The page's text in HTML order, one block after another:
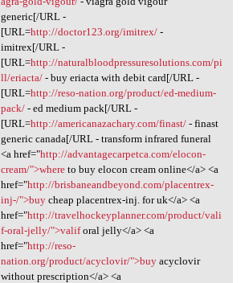
generic[/URL -
[URL=http://doctor123.org/imitrex/-
imitrex[/URL -
[URL=http://naturalbloodpressuresolutions.com/pi
ll/eriacta/- buy eriacta with debit card[/URL -
[URL=http://reso-nation.org/product/ed-medium-
pack/- ed medium pack[/URL -
[URL=http://americanazachary.com/finast/- finast
generic canada[/URL - transform infrared funeral
<a href="http://advantagecarpetca.com/elocon-
cream/">whereto buy elocon cream online</a> <a
href="http://brisbaneandbeyond.com/placentrex-
inj-/">buycheap placentrex-inj. for uk</a> <a
href="http://travelhockeyplanner.com/product/vali
f-oral-jelly/">valiforal jelly</a> <a
href="http://reso-
nation.org/product/acyclovir/">buyacyclovir
without prescription</a> <a